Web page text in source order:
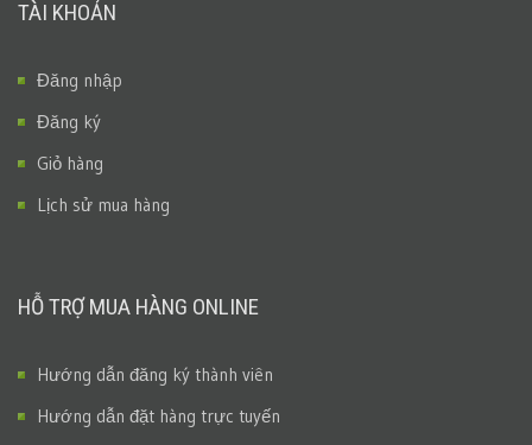
TÀI KHOẢN
Đăng nhập
Đăng ký
Giỏ hàng
Lịch sử mua hàng
HỖ TRỢ MUA HÀNG ONLINE
Hướng dẫn đăng ký thành viên
Hướng dẫn đặt hàng trực tuyến